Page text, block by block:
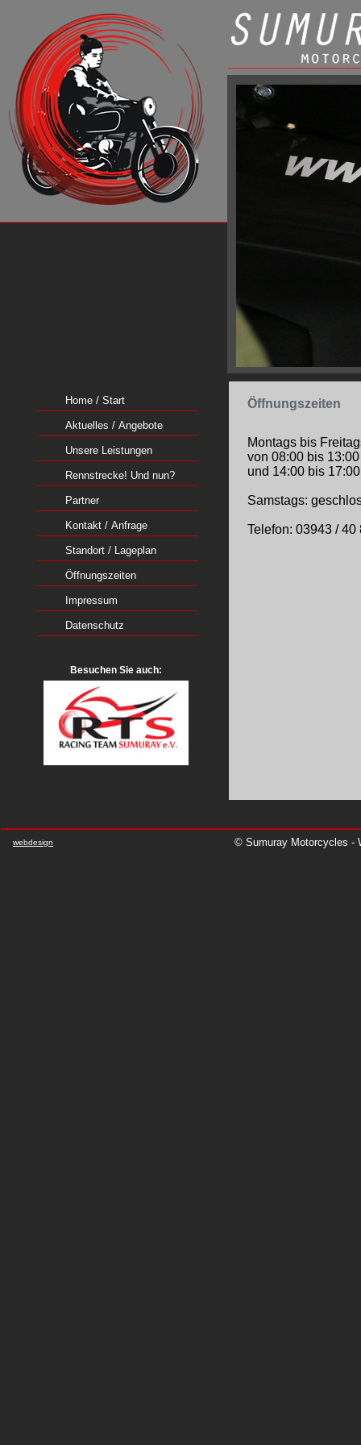
Home / Start
Aktuelles / Angebote
Unsere Leistungen
Rennstrecke! Und nun?
Partner
Kontakt / Anfrage
Standort / Lageplan
Öffnungszeiten
Impressum
Datenschutz
Besuchen Sie auch:
Öffnungszeiten
Montags bis
von 08:00 bis
und 14:00 bis
Samstags:
Telefon: 03943 / 40
webdesign © Sumuray Motorcycles -